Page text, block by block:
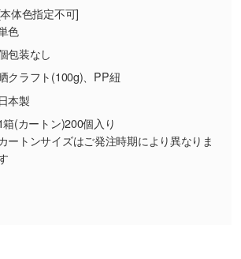
画像からキャラクター部分だけを
のデータや、使いたいキャラク
郭がはっきりしているデータは切
可能です。→
データの背景が足りない／塗り足
からない
タが印刷範囲よりも小さい場
色・柄の背景であれば拡張が可
合による返品・交換依頼(商
などの注文間違い等)
体色指定不可]
色
包装なし
クラフト(100g)、PP紐
日本製
箱(カートン)200個入り
ートンサイズはご発注時期により異なりま